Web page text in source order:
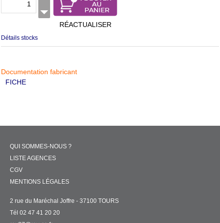
RÉACTUALISER
Détails stocks
Documentation fabricant
FICHE
QUI SOMMES-NOUS ?
LISTE AGENCES
CGV
MENTIONS LÉGALES
2 rue du Maréchal Joffre - 37100 TOURS
Tél 02 47 41 20 20